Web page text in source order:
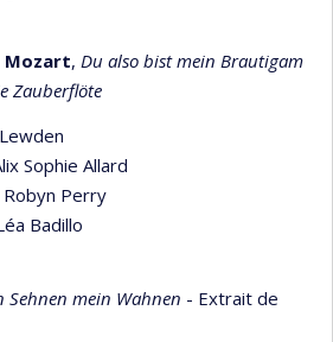
Mozart, Du also bist mein Brautigam
Zauberflöte
Sophie Allard
Perry
Badillo
Sehnen mein Wahnen - Extrait de